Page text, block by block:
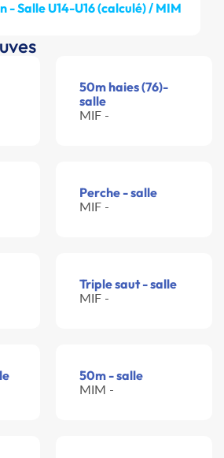
- Salle U14-U16 (calculé) / MIM
50m haies (76)-
salle
MIF -
Perche - salle
MIF -
Triple saut - salle
MIF -
50m - salle
MIM -